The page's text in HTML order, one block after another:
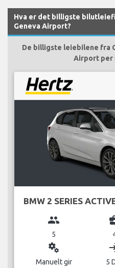
Hva er det billigste
Geneva Airport?
De billigste leiebilene fra
Airport per
BMW 2 SERIES
group
5
miscellaneous_services
Manuelt gir 5